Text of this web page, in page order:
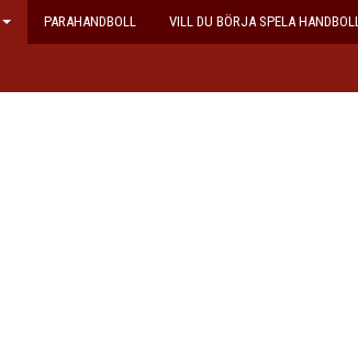
PARAHANDBOLL VILL DU BÖRJA SPELA